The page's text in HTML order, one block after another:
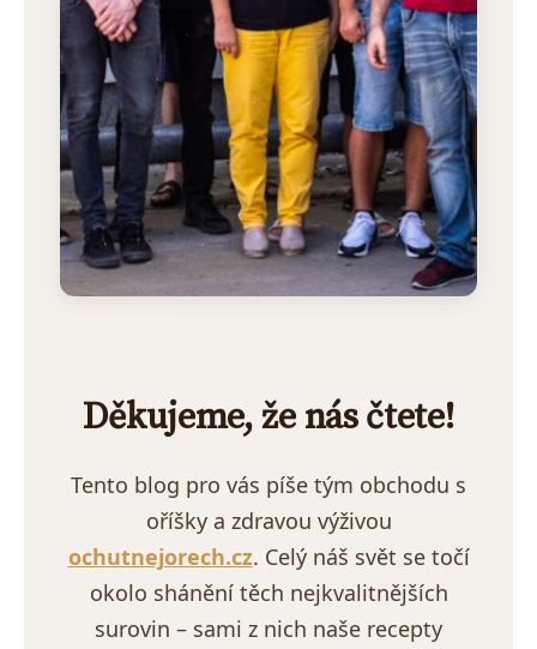
Děkujeme, že nás čtete!
Tento blog pro vás píše tým obchodu s
oříšky a zdravou výživou
ochutnejorech.cz. Celý náš svět se točí
okolo shánění těch nejkvalitnějších
surovin – sami z nich naše recepty